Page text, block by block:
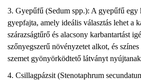
Gyepűfű (Sedum spp.): A gyepűfű egy
gyepfajta, amely ideális választás lehet a
szárazságtűrő és alacsony karbantartást
szőnyegszerű növényzetet alkot, és
szemet gyönyörködtető látványt
Csillagpázsit (Stenotaphrum